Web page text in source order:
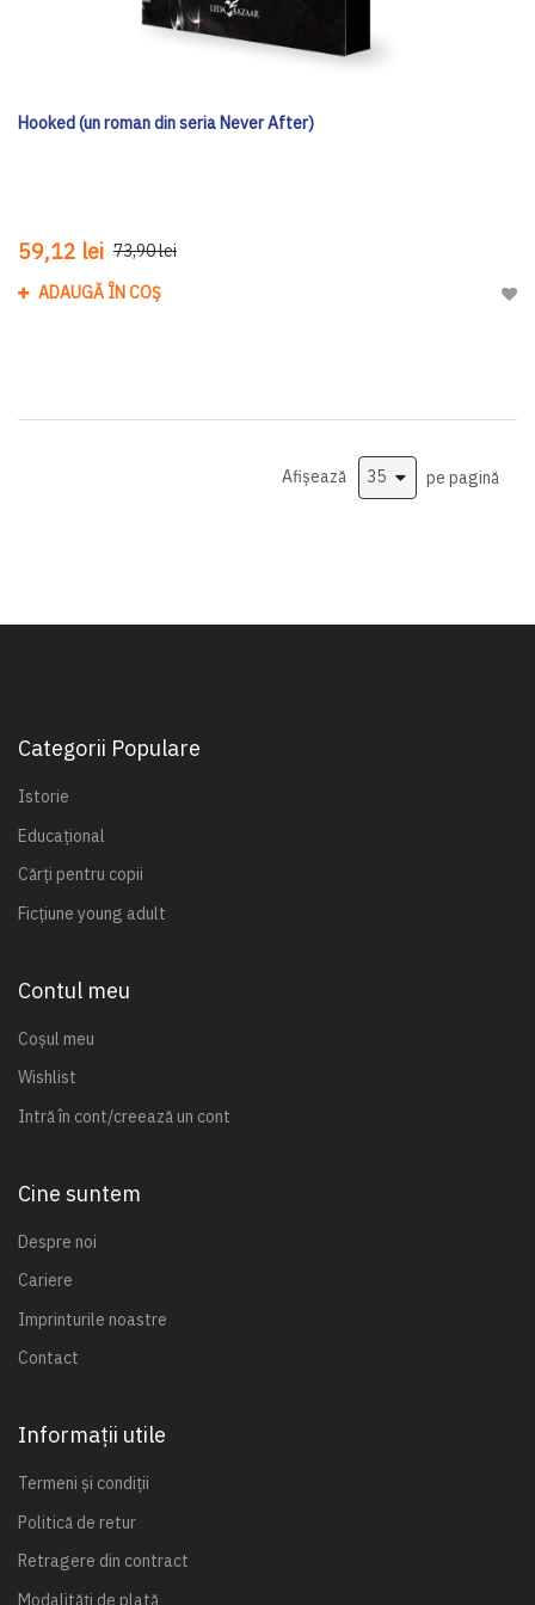
Hooked (un roman din seria Never After)
59,12 lei 73,90 lei
ADAUGĂ ÎN COȘ
Afișează pe pagină
Categorii Populare
Istorie
Educațional
Cărți pentru copii
Ficțiune young adult
Contul meu
Coșul meu
Wishlist
Intră în cont/creează un cont
Cine suntem
Despre noi
Cariere
Imprinturile noastre
Contact
Informații utile
Termeni și condiții
Politică de retur
Retragere din contract
Modalități de plată